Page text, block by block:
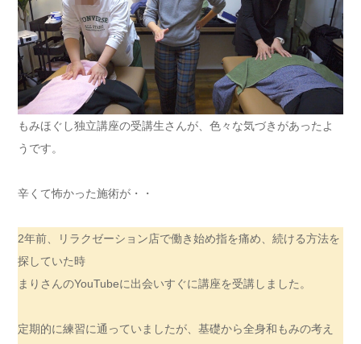
もみほぐし独立講座の受講生さんが、色々な気づきがあったよ
うです。
辛くて怖かった施術が・・
2年前、リラクゼーション店で働き始め指を痛め、続ける方法を
探していた時
まりさんのYouTubeに出会いすぐに講座を受講しました。
定期的に練習に通っていましたが、基礎から全身和もみの考え